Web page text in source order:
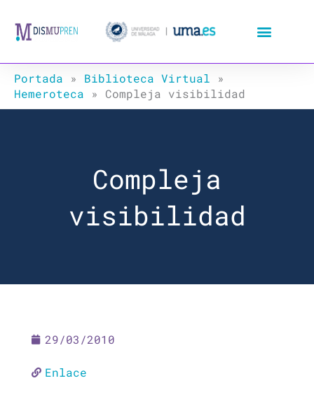
Portada » Biblioteca Virtual »
Hemeroteca » Compleja visibilidad
Compleja
visibilidad
29/03/2010
Enlace